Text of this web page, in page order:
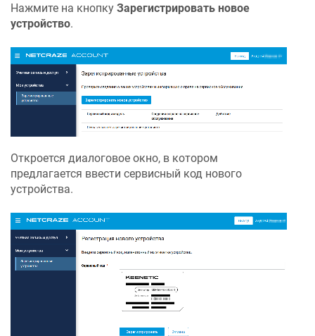
Нажмите на кнопку Зарегистрировать новое
устройство.
Откроется диалоговое окно, в котором
предлагается ввести сервисный код нового
устройства.